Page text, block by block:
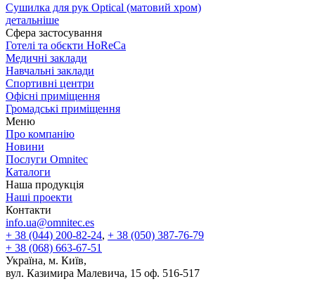
Сушилка для рук Optical (матовий хром)
детальніше
Сфера застосування
Готелі та обєкти HoReCa
Медичні заклади
Навчальні заклади
Спортивні центри
Офісні приміщення
Громадські приміщення
Меню
Про компанію
Новини
Послуги Omnitec
Каталоги
Наша продукція
Наші проекти
Контакти
info.ua@omnitec.es
+ 38 (044) 200-82-24, + 38 (050) 387-76-79
+ 38 (068) 663-67-51
Україна, м. Київ,
вул. Казимира Малевича, 15 оф. 516-517